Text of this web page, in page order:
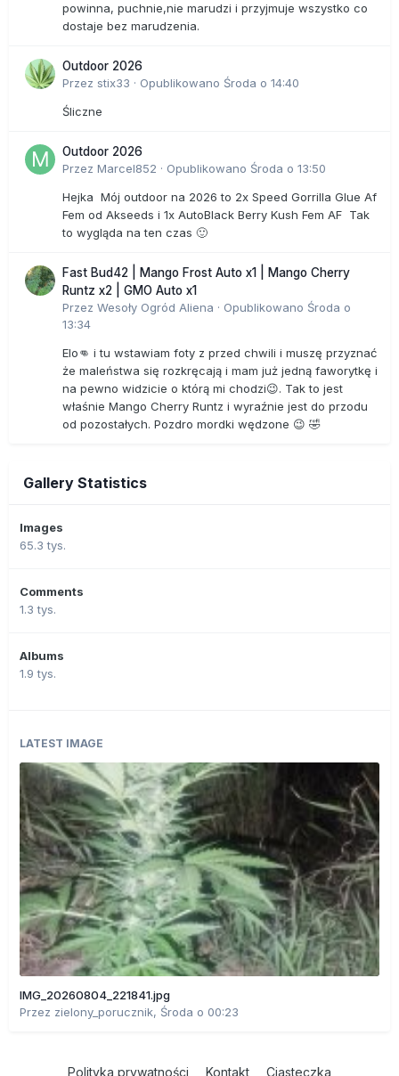
powinna, puchnie,nie marudzi i przyjmuje wszystko co
dostaje bez marudzenia.
Outdoor 2026
Przez stix33 · Opublikowano Środa o 14:40
Śliczne
Outdoor 2026
Przez Marcel852 · Opublikowano Środa o 13:50
Hejka Mój outdoor na 2026 to 2x Speed Gorrilla Glue Af
Fem od Akseeds i 1x AutoBlack Berry Kush Fem AF Tak
to wygląda na ten czas 🙂
Fast Bud42 | Mango Frost Auto x1 | Mango Cherry
Runtz x2 | GMO Auto x1
Przez Wesoły Ogród Aliena · Opublikowano Środa o
13:34
Elo👊 i tu wstawiam foty z przed chwili i muszę przyznać
że maleństwa się rozkręcają i mam już jedną faworytkę i
na pewno widzicie o którą mi chodzi😉. Tak to jest
właśnie Mango Cherry Runtz i wyraźnie jest do przodu
od pozostałych. Pozdro mordki wędzone 😉 🤣
Gallery Statistics
Images
65.3 tys.
Comments
1.3 tys.
Albums
1.9 tys.
LATEST IMAGE
IMG_20260804_221841.jpg
Przez zielony_porucznik, Środa o 00:23
Polityka prywatności Kontakt Ciasteczka